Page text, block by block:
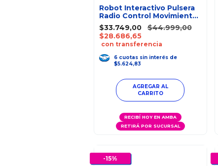
Robot Interactivo Pulsera
Radio Control Movimiento
Luces Grabación
$33.749,00
$44.999,00
$28.686,65
con transferencia
6 cuotas sin interés de
$5.624,83
RECIBÍ HOY EN AMBA
RETIRÁ POR SUCURSAL
-15%